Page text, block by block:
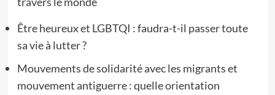
Être heureux et LGBTQI : faudra-t-il passer toute
sa vie à lutter ?
Mouvements de solidarité avec les migrants et
mouvement antiguerre : quelle orientation